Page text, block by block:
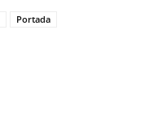
Portada